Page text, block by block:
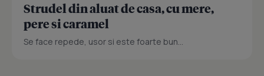
Strudel din aluat de casa, cu mere,
pere si caramel
Se face repede, usor si este foarte bun...